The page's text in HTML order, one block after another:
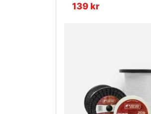
139 kr